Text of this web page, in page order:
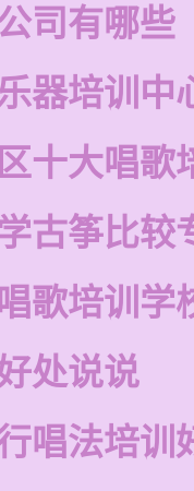
司有哪些
器培训中
十大唱歌
古筝比较
歌培训学
处说说
唱法培训